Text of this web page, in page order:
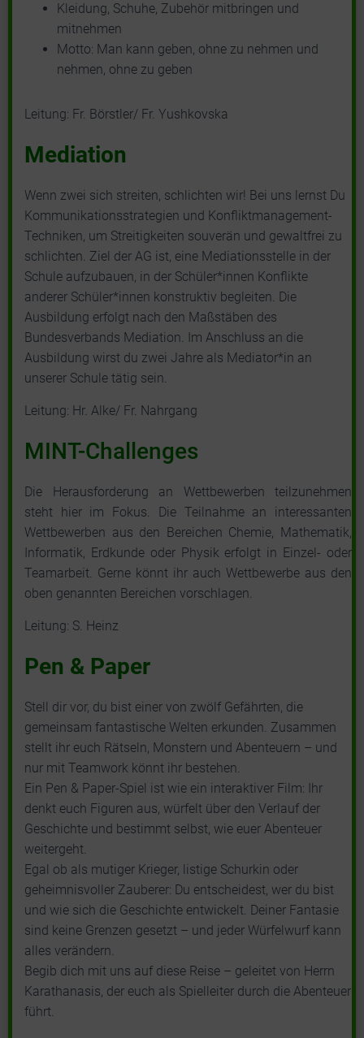
Kleidung, Schuhe, Zubehör mitbringen und
mitnehmen
Motto: Man kann geben, ohne zu nehmen und
nehmen, ohne zu geben
Leitung: Fr. Börstler/ Fr. Yushkovska
Mediation
Wenn zwei sich streiten, schlichten wir! Bei uns lernst Du
Kommunikationsstrategien und Konfliktmanagement-
Techniken, um Streitigkeiten souverän und gewaltfrei zu
schlichten. Ziel der AG ist, eine Mediationsstelle in der
Schule aufzubauen, in der Schüler*innen Konflikte
anderer Schüler*innen konstruktiv begleiten. Die
Ausbildung erfolgt nach den Maßstäben des
Bundesverbands Mediation. Im Anschluss an die
Ausbildung wirst du zwei Jahre als Mediator*in an
unserer Schule tätig sein.
Leitung: Hr. Alke/ Fr. Nahrgang
MINT-Challenges
Die Herausforderung an Wettbewerben teilzunehmen
steht hier im Fokus. Die Teilnahme an interessanten
Wettbewerben aus den Bereichen Chemie, Mathematik,
Informatik, Erdkunde oder Physik erfolgt in Einzel- oder
Teamarbeit. Gerne könnt ihr auch Wettbewerbe aus den
oben genannten Bereichen vorschlagen.
Leitung: S. Heinz
Pen & Paper
Stell dir vor, du bist einer von zwölf Gefährten, die
gemeinsam fantastische Welten erkunden. Zusammen
stellt ihr euch Rätseln, Monstern und Abenteuern – und
nur mit Teamwork könnt ihr bestehen.
Ein Pen & Paper-Spiel ist wie ein interaktiver Film: Ihr
denkt euch Figuren aus, würfelt über den Verlauf der
Geschichte und bestimmt selbst, wie euer Abenteuer
weitergeht.
Egal ob als mutiger Krieger, listige Schurkin oder
geheimnisvoller Zauberer: Du entscheidest, wer du bist
und wie sich die Geschichte entwickelt. Deiner Fantasie
sind keine Grenzen gesetzt – und jeder Würfelwurf kann
alles verändern.
Begib dich mit uns auf diese Reise – geleitet von Herrn
Karathanasis, der euch als Spielleiter durch die Abenteuer
führt.